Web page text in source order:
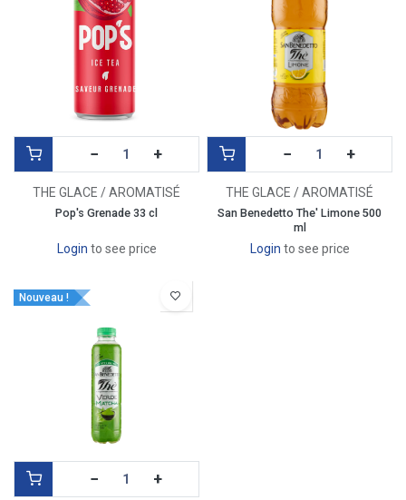
− +
THE GLACE / AROMATISÉ
Pop's Grenade 33 cl
Login to see price
− +
THE GLACE / AROMATISÉ
San Benedetto The' Limone 500
ml
Login to see price
Nouveau !
− +